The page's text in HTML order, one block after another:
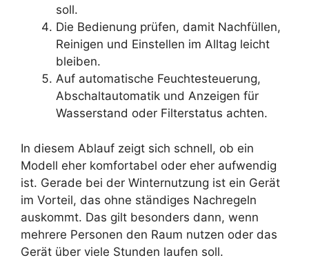
soll.
Die Bedienung prüfen, damit Nachfüllen,
Reinigen und Einstellen im Alltag leicht
bleiben.
Auf automatische Feuchtesteuerung,
Abschaltautomatik und Anzeigen für
Wasserstand oder Filterstatus achten.
In diesem Ablauf zeigt sich schnell, ob ein
Modell eher komfortabel oder eher aufwendig
ist. Gerade bei der Winternutzung ist ein Gerät
im Vorteil, das ohne ständiges Nachregeln
auskommt. Das gilt besonders dann, wenn
mehrere Personen den Raum nutzen oder das
Gerät über viele Stunden laufen soll.